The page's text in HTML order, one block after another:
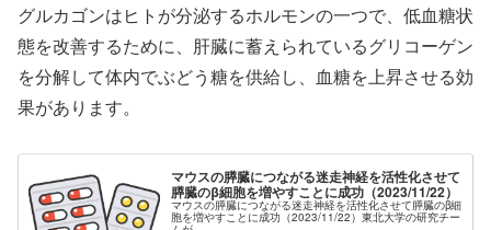
グルカゴンはヒトが分泌するホルモンの一つで、低血糖状
態を改善するために、肝臓に蓄えられているグリコーゲン
を分解して体内でぶどう糖を供給し、血糖を上昇させる効
果があります。
マウスの膵臓につながる迷走神経を活性化させて
膵臓のβ細胞を増やすことに成功（2023/11/22）
マウスの膵臓につながる迷走神経を活性化させて膵臓のβ細
胞を増やすことに成功（2023/11/22）東北大学の研究チー